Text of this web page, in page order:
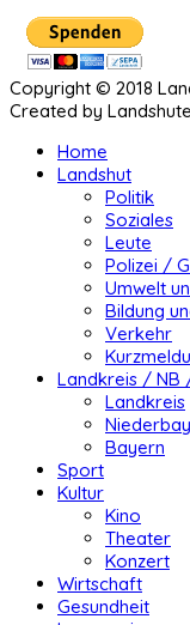
Copyright © 2018
Created by
Home
Landshut
Politik
Soziales
Leute
Polizei /
Umwelt
Bildung
Verkehr
Landkreis / NB
Landkreis
Bayern
Sport
Kultur
Kino
Theater
Konzert
Wirtschaft
Gesundheit